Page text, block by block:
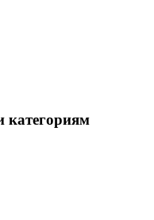
категориям